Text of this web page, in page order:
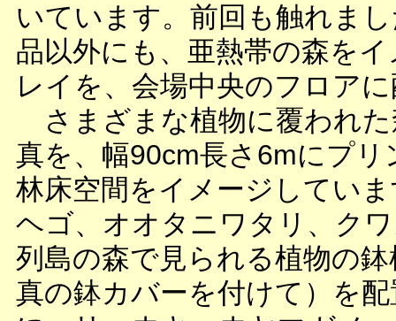
いています。前回も触れま
品以外にも、亜熱帯の森を
レイを、会場中央のフロア
さまざまな植物に覆われ
真を、幅90cm長さ6mにプ
林床空間をイメージしてい
ヘゴ、オオタニワタリ、ク
列島の森で見られる植物の
真の鉢カバーを付けて）を